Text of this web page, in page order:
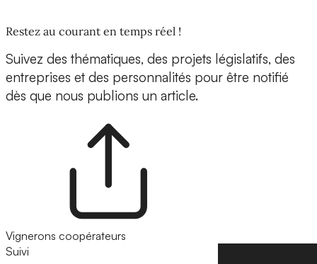
Restez au courant en temps réel !
Suivez des thématiques, des projets législatifs, des
entreprises et des personnalités pour être notifié
dès que nous publions un article.
Vignerons coopérateurs
Suivi